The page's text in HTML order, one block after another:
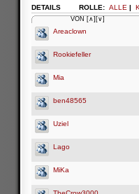
ROLLE: ALLE |
DETAILS
VON [∧] [∨]
Areaclown
Rookiefeller
Mia
ben48565
Uziel
Lago
MiKa